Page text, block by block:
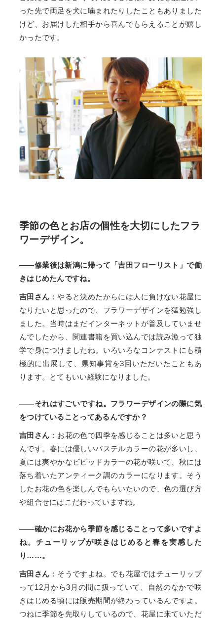
った先で両足を犬に噛まれたりしたこともありました
けど、お届けした相手から喜んでもらえることが嬉し
かったです。
季節の色とお店の個性を大切にしたフラ
ワーデザイン。
——修業後は新潟に帰って「吉田フローリスト」で働
きはじめたんですね。
吉田さん ：やると決めたからには人に負けない花屋に
なりたいと思ったので、フラワーデザインを猛勉強し
ました。当時はまだインターネットが普及していませ
んでしたから、関連書籍を買い込んでは読み漁って独
学で身につけましたね。いろいろなコンテストにも積
極的に出展して、県知事賞を3回いただいたこともあ
ります。とてもいい経験になりました。
——それはすごいですね。フラワーデザインの際に気
をつけていることってあるんですか？
吉田さん ：お花の色で四季を感じることは多いと思う
んです。春には優しいパステルカラーの花が多いし、
夏には爽やかなビビッドカラーの花が咲いて、秋には
落ち着いたアンティーク調のカラーになります。そう
したお花の色を楽しんでもらいたいので、色の選び方
や組合せにはこだわっていますね。
——確かにお花から季節を感じることって多いですよ
ね。チューリップが咲きはじめると春を実感した
り……。
吉田さん ：そうですよね。でも花屋ではチューリップ
って12月から3月の間に扱っていて、自然のなかで咲
きはじめる頃には販売期間が終わっているんですよ。
つねに季節を先取りしているので、花屋に来ていただ